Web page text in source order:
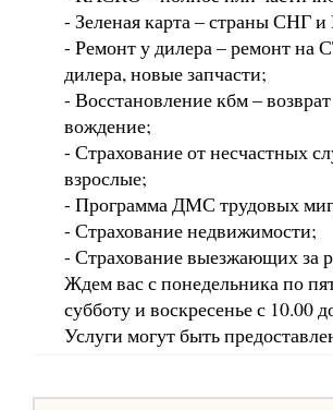
- Зеленая карта – страны СНГ
- Ремонт у дилера – ремонт на
дилера, новые запчасти;
- Восстановление кбм –
вождение;
- Страхование от несчастных
взрослые;
- Программа ДМС трудовых
- Страхование недвижимости;
- Страхование выезжающих за
Ждем вас с понедельника по
субботу и воскресенье с 10.00
Услуги могут быть